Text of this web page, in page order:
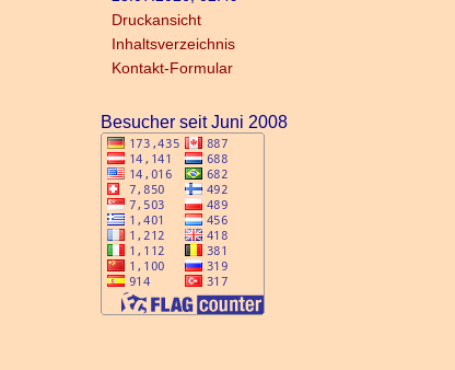
Druckansicht
Inhaltsverzeichnis
Kontakt-Formular
Besucher seit Juni 2008